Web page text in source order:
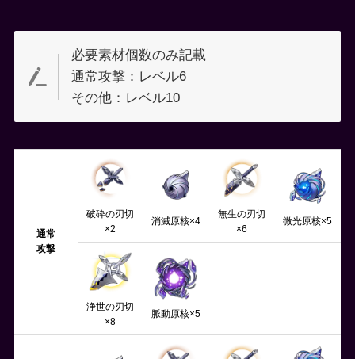
必要素材個数のみ記載
通常攻撃：レベル6
その他：レベル10
通常
攻撃
破砕の刃切
×2
消滅原核×4
無生の刃切
×6
微光原核×5
浄世の刃切
×8
脈動原核×5